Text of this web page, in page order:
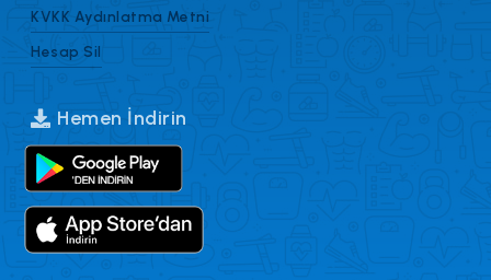
KVKK Aydınlatma Metni
Hesap Sil
Hemen İndirin